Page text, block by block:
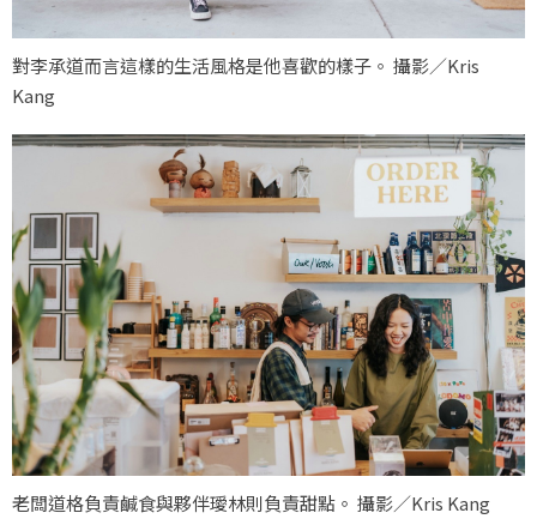
對李承道而言這樣的生活風格是他喜歡的樣子。 攝影／Kris
Kang
老闆道格負責鹹食與夥伴璦林則負責甜點。 攝影／Kris Kang